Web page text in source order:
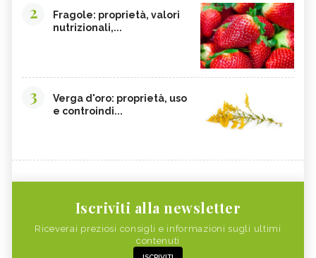
2
Fragole: proprietà, valori
nutrizionali,...
3
Verga d'oro: proprietà, uso
e controindi...
Iscriviti alla newsletter
Riceverai preziosi consigli e informazioni sugli ultimi
contenuti